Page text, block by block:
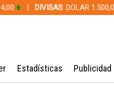
| DIVISAS: DOLAR
Estadísticas Publicidad